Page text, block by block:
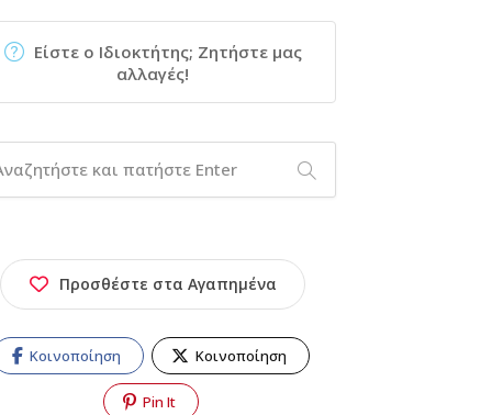
Είστε ο Ιδιοκτήτης; Ζητήστε μας
αλλαγές!
Προσθέστε στα Αγαπημένα
Κοινοποίηση Κοινοποίηση
Pin It